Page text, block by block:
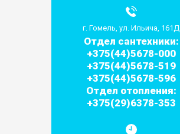
г. Гомель, ул. Ильича, 161Д
Отдел сантехники:
+375(44)5678-000
+375(44)5678-519
+375(44)5678-596
Отдел отопления:
+375(29)6378-353